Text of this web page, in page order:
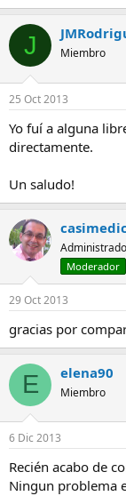
J Miembro
25 Oct 2013
Yo fuí a alguna
directamente.
Un saludo!
Moderador
29 Oct 2013
gracias por
E elena90
Miembro
6 Dic 2013
Recién acabo de
Ningun problema